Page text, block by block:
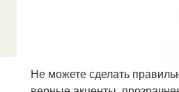
Не можете сделать